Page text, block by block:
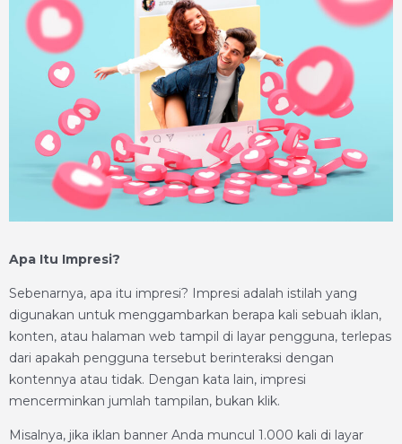
Apa Itu Impresi?
Sebenarnya, apa itu impresi? Impresi adalah istilah yang
digunakan untuk menggambarkan berapa kali sebuah iklan,
konten, atau halaman web tampil di layar pengguna, terlepas
dari apakah pengguna tersebut berinteraksi dengan
kontennya atau tidak. Dengan kata lain, impresi
mencerminkan jumlah tampilan, bukan klik.
Misalnya, jika iklan banner Anda muncul 1.000 kali di layar